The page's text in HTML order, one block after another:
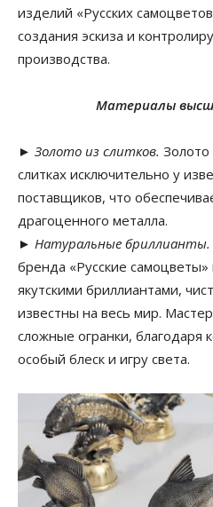
изделий «Русских
создания эскиза и
производства.
Материалы
► Золото из слитков. Золото
слитках исключительно у
поставщиков, что
драгоценного металла.
► Натуральные бриллианты.
бренда «Русские самоцветы»
якутскими бриллиантами,
известны на весь мир.
сложные огранки, благодаря
особый блеск и игру света.